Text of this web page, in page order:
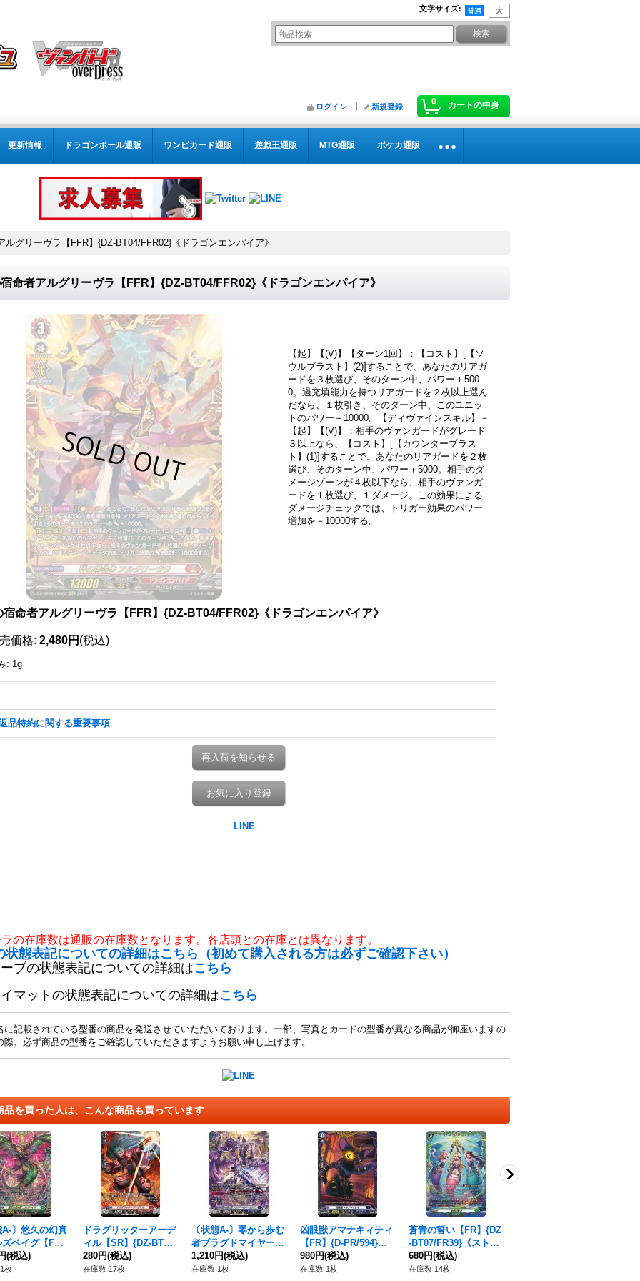
文字サイズ:
0 カートの中身
ログイン 新規登録
更新情報 ドラゴンボール通販 ワンピカード通販 遊戯王通販 MTG通販 ポケカ通販
ルグリーヴラ【FFR】{DZ-BT04/FFR02}《ドラゴンエンパイア》
命者アルグリーヴラ【FFR】{DZ-BT04/FFR02}《ドラゴンエンパイア》
【起】【(V)】【ターン1回】：【コスト】[【ソ
ウルブラスト】(2)]することで、あなたのリアガ
ードを３枚選び、そのターン中、パワー＋500
0。過充填能力を持つリアガードを２枚以上選ん
だなら、１枚引き、そのターン中、このユニッ
トのパワー＋10000。【ディヴァインスキル】－
【起】【(V)】：相手のヴァンガードがグレード
３以上なら、【コスト】[【カウンターブラス
ト】(1)]することで、あなたのリアガードを２枚
選び、そのターン中、パワー＋5000。相手のダ
メージゾーンが４枚以下なら、相手のヴァンガ
ードを１枚選び、１ダメージ。この効果による
ダメージチェックでは、トリガー効果のパワー
増加を－10000する。
宿命者アルグリーヴラ【FFR】{DZ-BT04/FFR02}《ドラゴンエンパイア》
価格: 2,480円 (税込)
: 1g
品特約に関する重要事項
再入荷を知らせる
お気に入り登録
の在庫数は通販の在庫数となります。各店頭との在庫とは異なります。
状態表記についての詳細はこちら（初めて購入される方は必ずご確認下さい）
ブの状態表記についての詳細はこちら
マットの状態表記についての詳細はこちら
記載されている型番の商品を発送させていただいております。一部、写真とカードの型番が異なる商品が御座いますの
際、必ず商品の型番をご確認していただきますようお願い申し上げます。
品を買った人は、こんな商品も買っています
A-〕悠久の幻真
ズベイグ【FF
BT13/FFR16}
ケイア》
(税込)
枚
ドラグリッターアーデ
ィル【SR】{DZ-BT04/
SR07}《ドラゴンエン
パイア》
280円(税込)
在庫数 17枚
〔状態A-〕零から歩む
者ブラグドマイヤー・
ネクサス【SR】{DZ-B
T08/SR08}《ダークス
1,210円(税込)
在庫数 1枚
凶眼獣アマナキィティ
【FR】{D-PR/594}
《ダークステイツ》
980円(税込)
在庫数 1枚
蒼青の誓い【FR】{DZ
-BT07/FR39}《ストイ
ケイア》
680円(税込)
在庫数 14枚